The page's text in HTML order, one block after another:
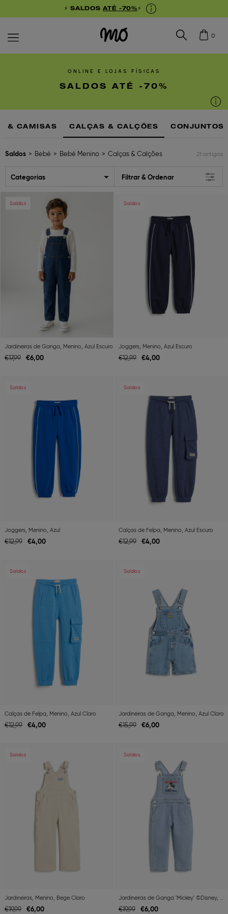
⚡ SALDOSATÉ -70%⚡
0
ONLINE E LOJAS FÍSICAS
SALDOS ATÉ -70%
& CAMISAS CALÇAS & CALÇÕES CONJUNTOS
Saldos Bebé Bebé Menino Calças & Calções 21 artigos
Categorias Filtrar & Ordenar
Saldos
Jardineiras de Ganga, Menino, Azul Escuro
€17,99 €6,00
Saldos
Joggers, Menino, Azul Escuro
€12,99 €4,00
Saldos
Joggers, Menino, Azul
€12,99 €4,00
Saldos
Calças de Felpa, Menino, Azul Escuro
€12,99 €4,00
Saldos
Calças de Felpa, Menino, Azul Claro
€12,99 €4,00
Saldos
Jardineiras de Ganga, Menino, Azul Claro
€15,99 €6,00
Saldos
Jardineiras, Menino, Bege Claro
€19,99 €6,00
Saldos
€19,99 €6,00